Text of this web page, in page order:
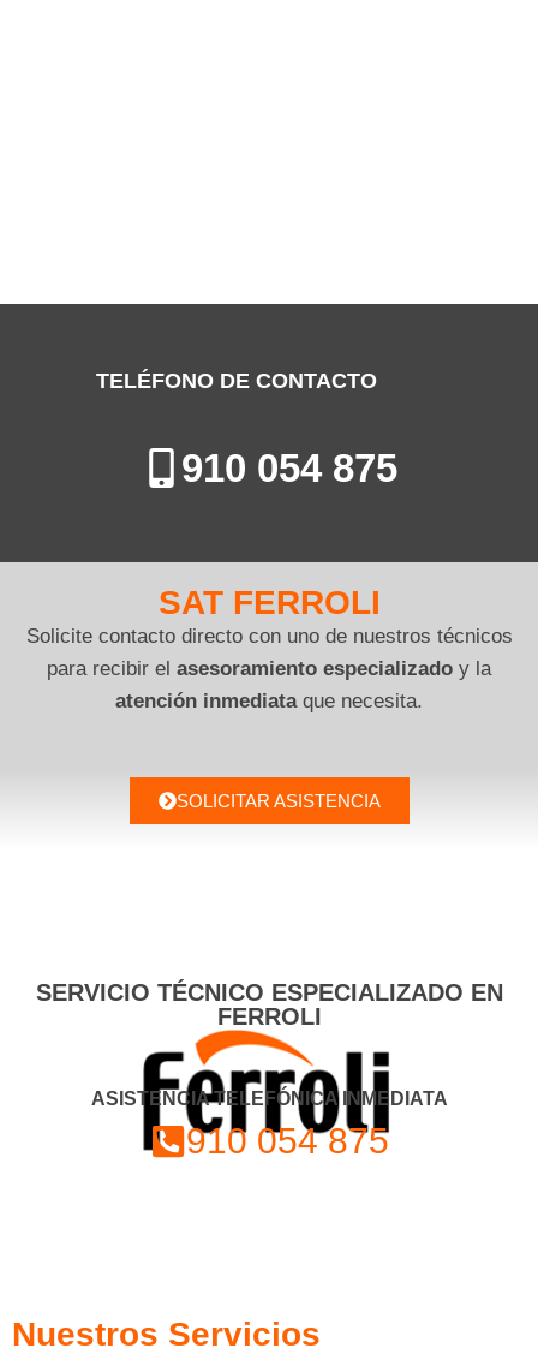
TELÉFONO DE CONTACTO
910 054 875
SAT FERROLI
Solicite contacto directo con uno de nuestros técnicos
para recibir el asesoramiento especializado y la
atención inmediataque necesita.
SOLICITAR ASISTENCIA
SERVICIO TÉCNICO ESPECIALIZADO EN
FERROLI
ASISTENCIA TELEFÓNICA INMEDIATA
910 054 875
Nuestros Servicios